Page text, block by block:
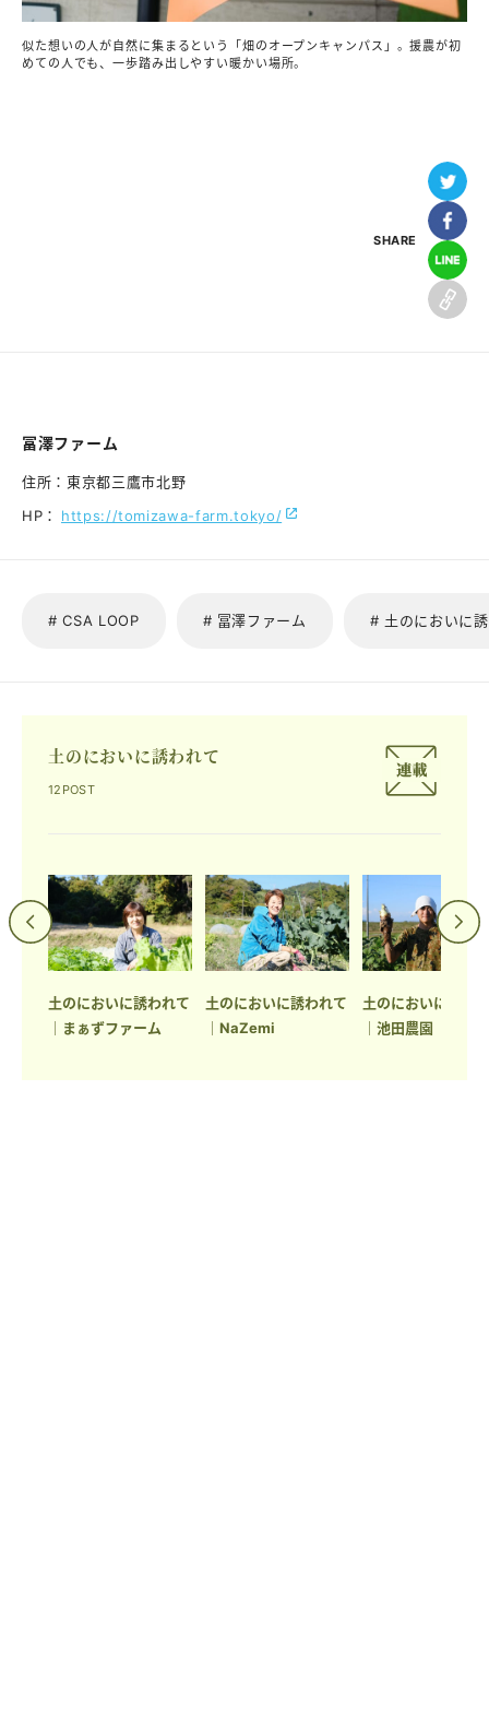
似た想いの人が自然に集まるという「畑のオープンキャンパス」。援農が初
めての人でも、一歩踏み出しやすい暖かい場所。
SHARE
冨澤ファーム
住所： 東京都三鷹市北野
HP：
https://tomizawa-farm.tokyo/
# CSA LOOP # 冨澤ファーム # 土のにおいに
土のにおいに誘われて
12POST
土のにおいに誘われて
｜まぁずファーム
土のにおいに誘われて
｜NaZemi
土のにおいに誘わ
｜池田農園